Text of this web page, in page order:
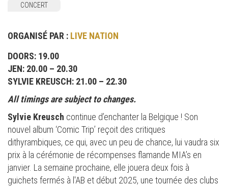
CONCERT
ORGANISÉ PAR : LIVE NATION
DOORS: 19.00
JEN: 20.00 – 20.30
SYLVIE KREUSCH: 21.00 – 22.30
All timings are subject to changes.
Sylvie Kreusch continue d’enchanter la Belgique ! Son
nouvel album ‘Comic Trip’ reçoit des critiques
dithyrambiques, ce qui, avec un peu de chance, lui vaudra six
prix à la cérémonie de récompenses flamande MIA’s en
janvier. La semaine prochaine, elle jouera deux fois à
guichets fermés à l'AB et début 2025, une tournée des clubs